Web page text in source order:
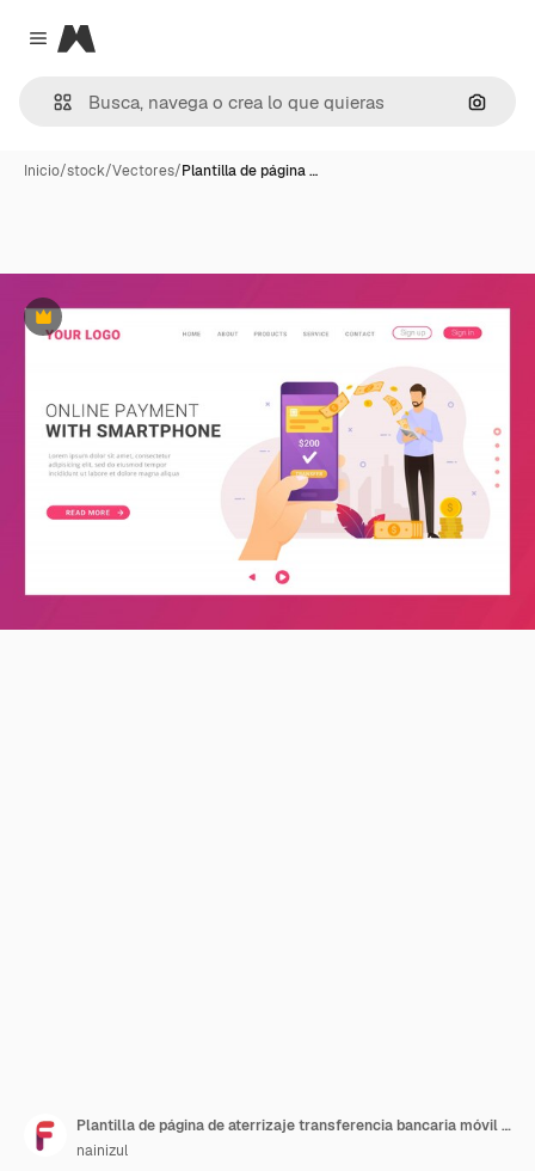
Close menu
Magnific
Inicio/stock/Vectores/Plantilla de página …
Premium
Plantilla de página de aterrizaje transferencia bancaria móvil dinero
nainizul